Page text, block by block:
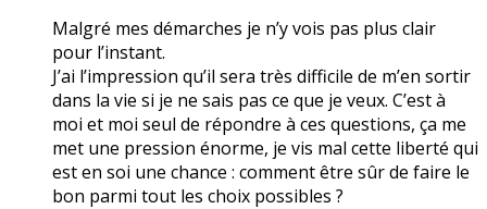
Malgré mes démarches je n’y vois pas plus clair
pour l’instant.
J’ai l’impression qu’il sera très difficile de m’en sortir
dans la vie si je ne sais pas ce que je veux. C’est à
moi et moi seul de répondre à ces questions, ça me
met une pression énorme, je vis mal cette liberté qui
est en soi une chance : comment être sûr de faire le
bon parmi tout les choix possibles ?